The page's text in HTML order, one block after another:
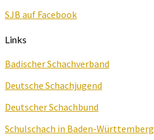
SJB auf Facebook
Links
Badischer Schachverband
Deutsche Schachjugend
Deutscher Schachbund
Schulschach in Baden-Württemberg